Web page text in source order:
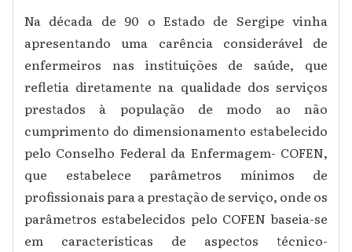
Na década de 90 o Estado de Sergipe vinha
apresentando uma carência considerável de
enfermeiros nas instituições de saúde, que
refletia diretamente na qualidade dos serviços
prestados à população de modo ao não
cumprimento do dimensionamento estabelecido
pelo Conselho Federal da Enfermagem- COFEN,
que estabelece parâmetros mínimos de
profissionais para a prestação de serviço, onde os
parâmetros estabelecidos pelo COFEN baseia-se
em características de aspectos técnico-